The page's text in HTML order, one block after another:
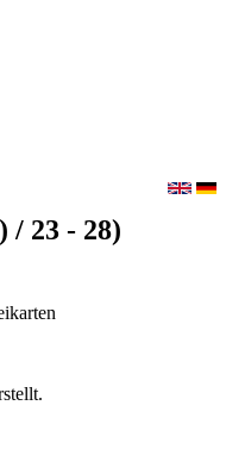
/ 23 - 28)